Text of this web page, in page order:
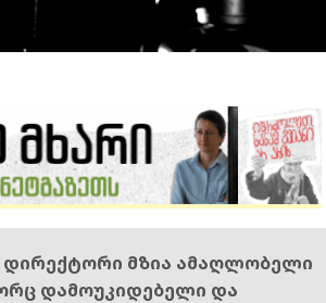
დირექტორი მზია ამაღლობელი
დამოუკიდებელი და